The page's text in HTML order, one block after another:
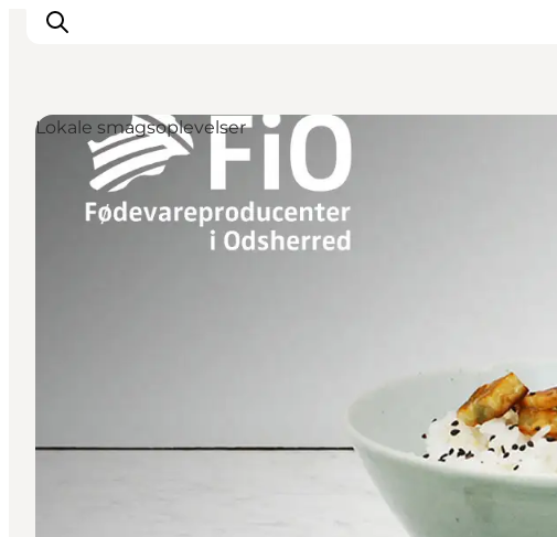
Inspiration
Destinationer
Lokale smagsoplevelser